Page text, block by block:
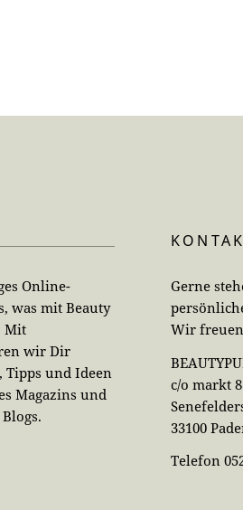
Online-
was mit Beauty
Mit
wir Dir
Tipps und Ideen
Magazins und
Gerne
Wir
c/o markt
33100
Telefon